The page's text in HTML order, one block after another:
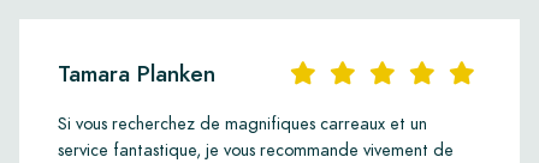
Tamara Planken
Si vous recherchez de magnifiques carreaux et un
service fantastique, je vous recommande vivement de